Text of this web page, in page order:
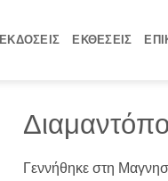
ΕΚΔΟΣΕΙΣ ΕΚΘΕΣΕΙΣ
Γεννήθηκε στη